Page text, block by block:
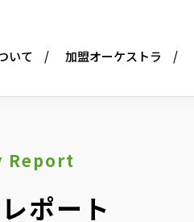
いて 加盟オーケストラ
ポート